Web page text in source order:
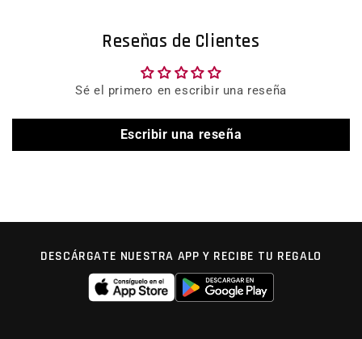
Reseñas de Clientes
Sé el primero en escribir una reseña
Escribir una reseña
DESCÁRGATE NUESTRA APP Y RECIBE TU REGALO